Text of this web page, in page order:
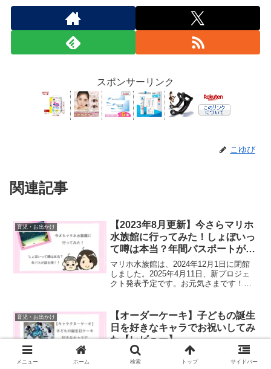
スポンサーリンク
こゆび
関連記事
育児・お出かけ
【2023年8月更新】今さらマリホ
水族館に行ってみた！しょぼいっ
て噂は本当？年間パスポートが超
お得！
マリホ水族館は、2024年12月1日に閉館
しました。2025年4月11日、新プロジェ
クト発表予定です。お元気さまです！こ
にオープンした「マリホ水族館」...
育児・お出かけ
【オーダーケーキ】子どもの誕生
日を好きなキャラでお祝いしてみ
た【レビュー】
お元気さまです！こゆび
（@koyubi5cmblog）です。私には2019
メニュー ホーム 検索 トップ サイドバー